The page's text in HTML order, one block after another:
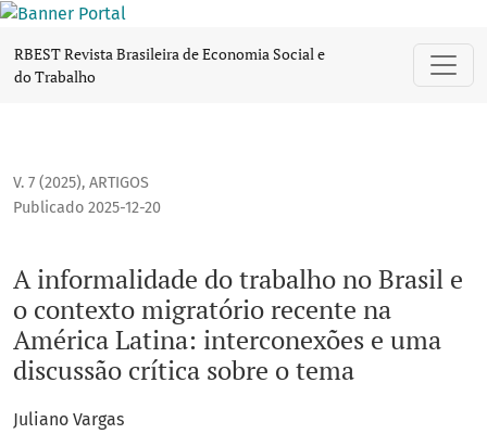
RBEST Revista Brasileira de Economia Social e
do Trabalho
V. 7 (2025), ARTIGOS
A informalidade do trabalho no Brasil e
o contexto migratório recente na
América Latina: interconexões e uma
discussão crítica sobre o tema
Publicado 2025-12-20
Juliano Vargas